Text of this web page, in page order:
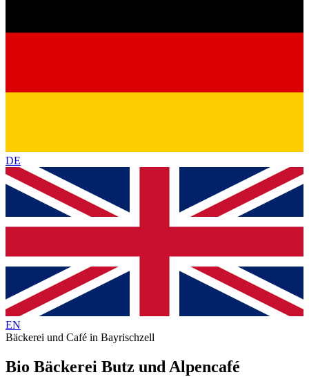
DE
EN
Bäckerei und Café in Bayrischzell
Bio Bäckerei Butz und Alpencafé